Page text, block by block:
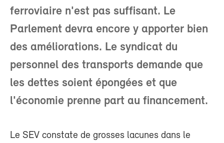
ferroviaire n'est pas suffisant. Le
Parlement devra encore y apporter bien
des améliorations. Le syndicat du
personnel des transports demande que
les dettes soient épongées et que
l'économie prenne part au financement.
Le SEV constate de grosses lacunes dans le